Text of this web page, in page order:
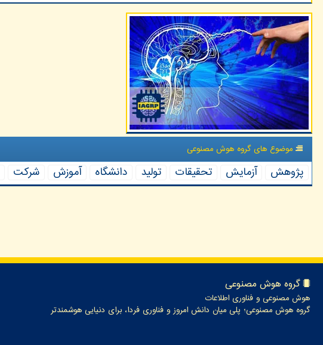
موضوع های گروه هوش مصنوعی
پژوهش آزمایش تحقیقات تولید دانشگاه آموزش شركت
گروه هوش مصنوعی
هوش مصنوعی و فناوری اطلاعات
گروه هوش مصنوعی؛ پلی میان دانش امروز و فناوری فردا، برای دنیایی هوشمندتر